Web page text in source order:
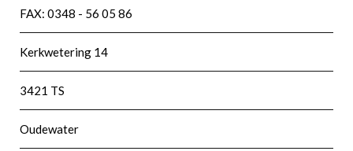
FAX: 0348 - 56 05 86
Kerkwetering 14
3421 TS
Oudewater